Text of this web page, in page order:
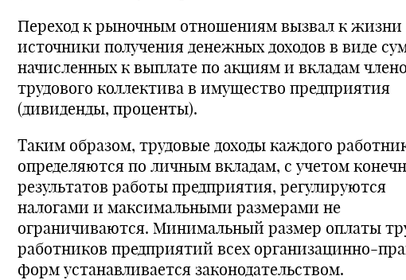
Переход к рыночным отношениям вызвал к жизни
источники получения денежных доходов в виде
начисленных к выплате по акциям и вкладам
трудового коллектива в имущество предприятия
(дивиденды, проценты).
Таким образом, трудовые доходы каждого
определяются по личным вкладам, с учетом
результатов работы предприятия, регулируются
налогами и максимальными размерами не
ограничиваются. Минимальный размер оплаты
работников предприятий всех организацинно-
форм устанавливается законодательством.